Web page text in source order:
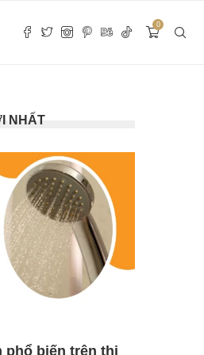
0
NHẤT
phổ biến trên thị